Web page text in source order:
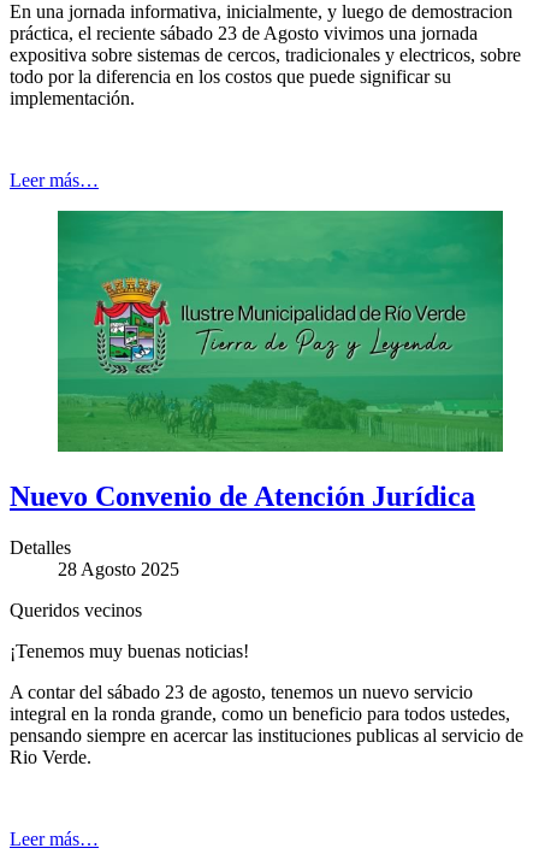
En una jornada informativa, inicialmente, y luego de demostracion
práctica, el reciente sábado 23 de Agosto vivimos una jornada
expositiva sobre sistemas de cercos, tradicionales y electricos, sobre
todo por la diferencia en los costos que puede significar su
implementación.
Leer más…
Nuevo Convenio de Atención Jurídica
Detalles
28 Agosto 2025
Queridos vecinos
¡Tenemos muy buenas noticias!
A contar del sábado 23 de agosto, tenemos un nuevo servicio
integral en la ronda grande, como un beneficio para todos ustedes,
pensando siempre en acercar las instituciones publicas al servicio de
Rio Verde.
Leer más…